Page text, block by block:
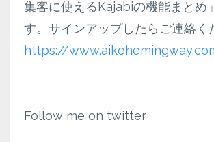
集客に使えるKajabiの機能まとめ
す。サインアップしたらご連絡く
https://
Follow me on twitter